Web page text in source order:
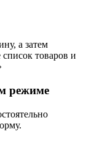
а затем
товаров и
режиме